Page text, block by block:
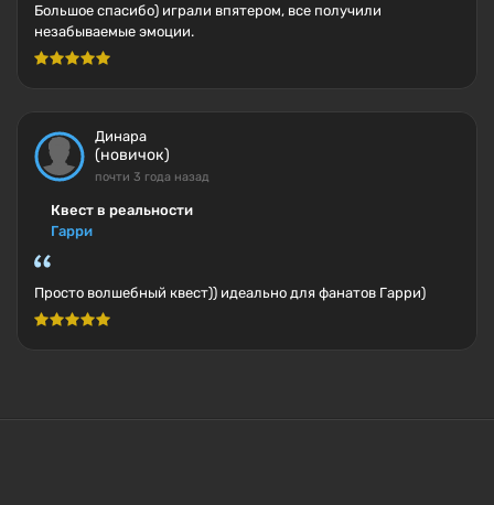
Большое спасибо) играли впятером, все получили
незабываемые эмоции.
Динара
(новичок)
почти 3 года назад
Квест в реальности
Гарри
Просто волшебный квест)) идеально для фанатов Гарри)